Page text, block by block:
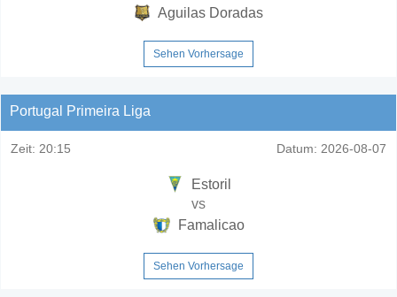
Aguilas Doradas
Sehen Vorhersage
Portugal Primeira Liga
Zeit: 20:15 Datum: 2026-08-07
Estoril
vs
Famalicao
Sehen Vorhersage